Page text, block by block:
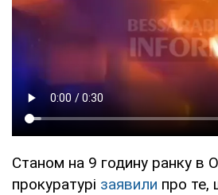
Станом на 9 годину ранку в
прокуратурі заявили про те,